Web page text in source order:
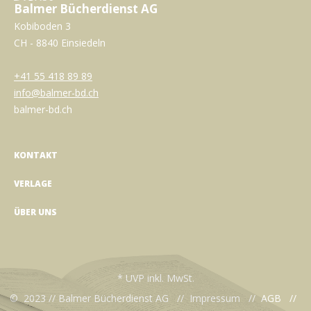
Balmer Bücherdienst AG
Kobiboden 3
CH - 8840 Einsiedeln
+41 55 418 89 89
info@balmer-bd.ch
balmer-bd.ch
KONTAKT
VERLAGE
ÜBER UNS
* UVP inkl. MwSt.
© 2023 // Balmer Bücherdienst AG // Impressum // AGB //